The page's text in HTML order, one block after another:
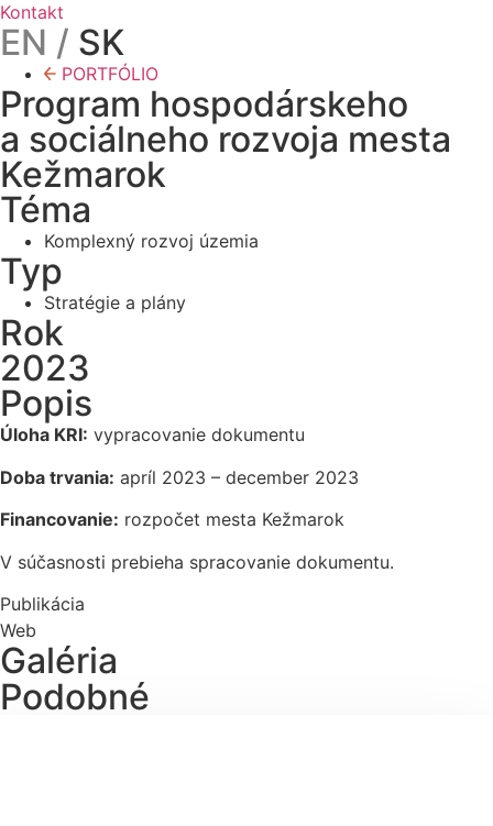
Kontakt
EN / SK
PORTFÓLIO
Program hospodárskeho
a sociálneho rozvoja mesta
Kežmarok
Téma
Komplexný rozvoj územia
Typ
Stratégie a plány
Rok
2023
Popis
Úloha KRI: vypracovanie dokumentu
Doba trvania: apríl 2023 – december 2023
Financovanie: rozpočet mesta Kežmarok
V súčasnosti prebieha spracovanie dokumentu.
Publikácia
Web
Galéria
Podobné